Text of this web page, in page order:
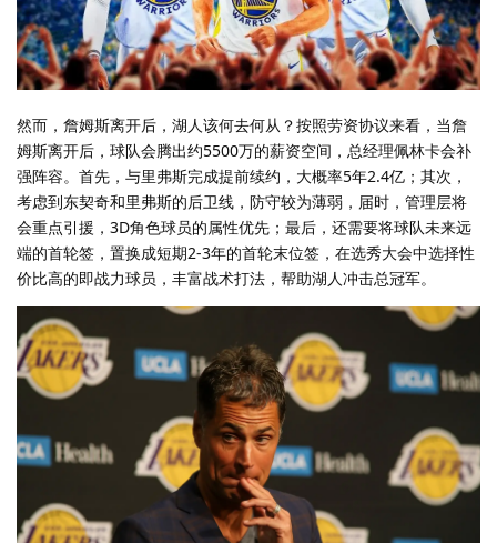
然而，詹姆斯离开后，湖人该何去何从？按照劳资协议来看，当詹
姆斯离开后，球队会腾出约5500万的薪资空间，总经理佩林卡会补
强阵容。首先，与里弗斯完成提前续约，大概率5年2.4亿；其次，
考虑到东契奇和里弗斯的后卫线，防守较为薄弱，届时，管理层将
会重点引援，3D角色球员的属性优先；最后，还需要将球队未来远
端的首轮签，置换成短期2-3年的首轮末位签，在选秀大会中选择性
价比高的即战力球员，丰富战术打法，帮助湖人冲击总冠军。